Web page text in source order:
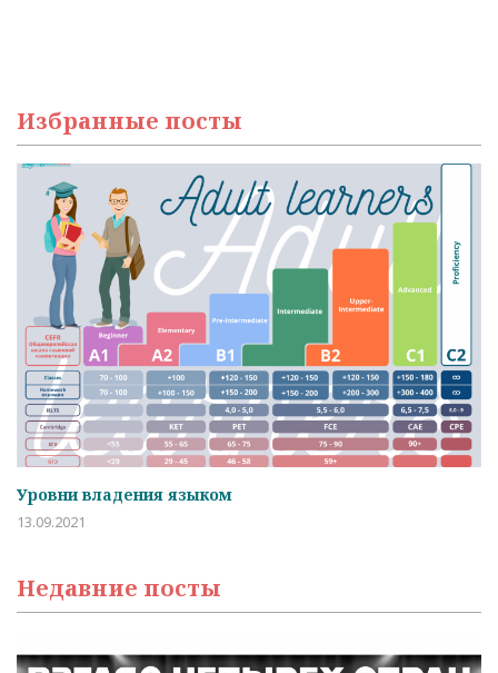
Избранные посты
Уровни владения языком
13.09.2021
Недавние посты